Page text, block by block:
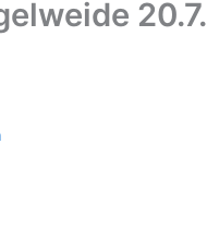
20.7.